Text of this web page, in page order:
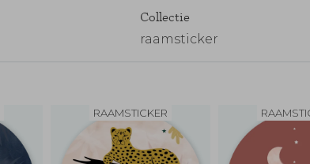
Collectie
raamsticker
RAAMSTICKER